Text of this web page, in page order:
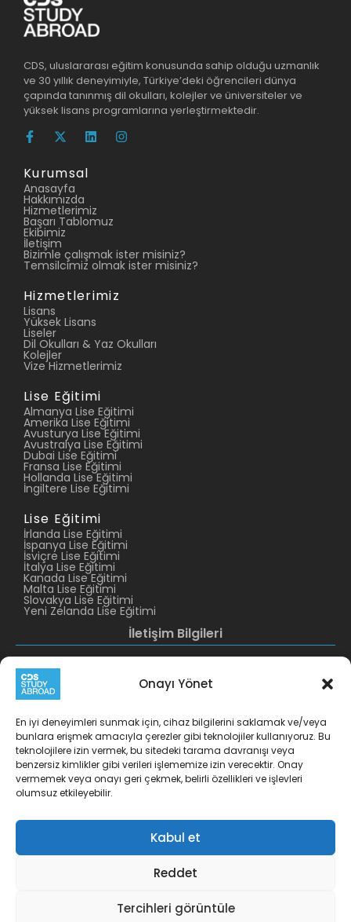
Onayı Yönet
En iyi deneyimleri sunmak için, cihaz bilgilerini saklamak ve/veya
bunlara erişmek amacıyla çerezler gibi teknolojiler kullanıyoruz. Bu
teknolojilere izin vermek, bu sitedeki tarama davranışı veya
benzersiz kimlikler gibi verileri işlememize izin verecektir. Onay
vermemek veya onayı geri çekmek, belirli özellikleri ve işlevleri
olumsuz etkileyebilir.
Kabul et
Reddet
Tercihleri görüntüle
CDS, uluslararası eğitim konusunda sahip olduğu uzmanlık
ve 30 yıllık deneyimiyle, Türkiye’deki öğrencileri dünya
çapında tanınmış dil okulları, kolejler ve üniversiteler ve
yüksek lisans programlarına yerleştirmektedir.
Kurumsal
Anasayfa
Hakkımızda
Hizmetlerimiz
Başarı Tablomuz
Ekibimiz
İletişim
Bizimle çalışmak ister misiniz?
Temsilcimiz olmak ister misiniz?
Hizmetlerimiz
Lisans
Yüksek Lisans
Liseler
Dil Okulları & Yaz Okulları
Kolejler
Vize Hizmetlerimiz
Lise Eğitimi
Almanya Lise Eğitimi
Amerika Lise Eğitimi
Avusturya Lise Eğitimi
Avustralya Lise Eğitimi
Dubai Lise Eğitimi
Fransa Lise Eğitimi
Hollanda Lise Eğitimi
İngiltere Lise Eğitimi
Lise Eğitimi
İrlanda Lise Eğitimi
İspanya Lise Eğitimi
İsviçre Lise Eğitimi
İtalya Lise Eğitimi
Kanada Lise Eğitimi
Malta Lise Eğitimi
Slovakya Lise Eğitimi
Yeni Zelanda Lise Eğitimi
İletişim Bilgileri
CDS Altunizade
info@cds.com.tr
Mahmut Paşa Cad.
No.19 D.1-2 Üsküdar-
İstanbul 34676 Türkiye
+90 212 319 38 29
Sokak No:7 Kat:6
Nidakule Levent Şişli-
İstanbul 34870 Türkiye
CDS İzmir
+90 532 521 18 33
CDS Kırklareli
Cumhuriyet Meydanı